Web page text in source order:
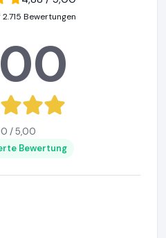
Bewertungen
/ 5,00
Bewertung